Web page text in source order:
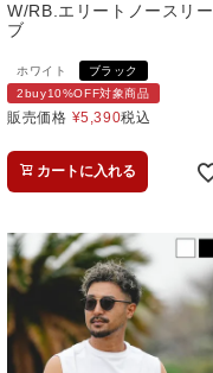
W/RB.エリートノースリー
ブ
ホワイト
ブラック
2buy10%OFF対象商品
販売価格 ¥5,390税込
カートに入れる